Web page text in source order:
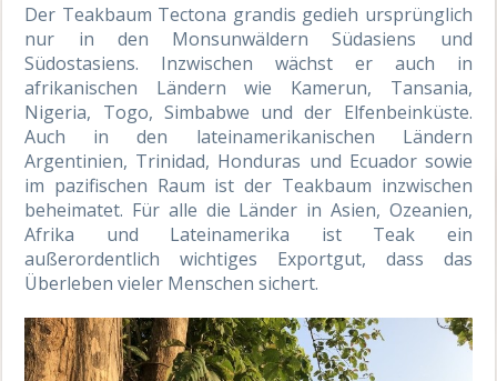
Der Teakbaum Tectona grandis gedieh ursprünglich
nur in den Monsunwäldern Südasiens und
Südostasiens. Inzwischen wächst er auch in
afrikanischen Ländern wie Kamerun, Tansania,
Nigeria, Togo, Simbabwe und der Elfenbeinküste.
Auch in den lateinamerikanischen Ländern
Argentinien, Trinidad, Honduras und Ecuador sowie
im pazifischen Raum ist der Teakbaum inzwischen
beheimatet. Für alle die Länder in Asien, Ozeanien,
Afrika und Lateinamerika ist Teak ein
außerordentlich wichtiges Exportgut, dass das
Überleben vieler Menschen sichert.